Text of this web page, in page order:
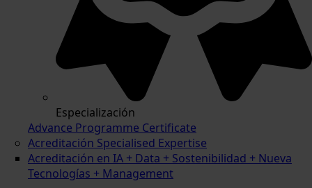
Especialización
Advance Programme Certificate
Acreditación Specialised Expertise
Acreditación en IA + Data + Sostenibilidad + Nueva
Tecnologías + Management